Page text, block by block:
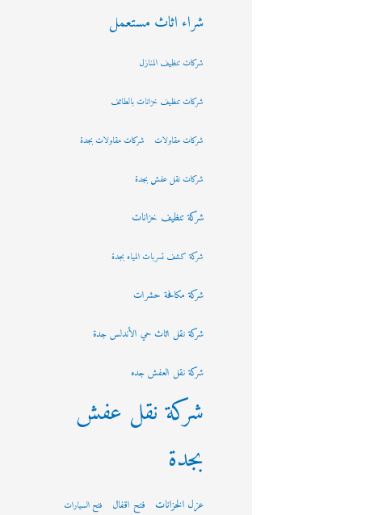
شراء اثاث مستعمل
شركات تنظيف المنازل
شركات تنظيف خزانات بالطائف
شركات مقاولات شركات مقاولات بجدة
شركات نقل عفش بجدة
شركة تنظيف خزانات
شركة كشف تسربات المياه بجدة
شركة مكافحة حشرات
شركة نقل اثاث حي الأندلس جدة
شركة نقل العفش جده
شركة نقل عفش
بجدة
عزل الخزانات فتح اقفال فتح السيارات